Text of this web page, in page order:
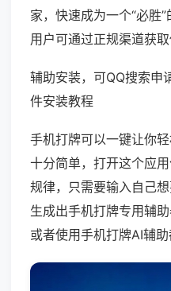
家，快速成为一个“必胜
用户可通过正规渠道获取
辅助安装，可QQ搜索
件安装教程
手机打牌可以一键让你
十分简单，打开这个应
规律，只需要输入自己
生成出手机打牌专用辅
或者使用手机打牌AI辅助